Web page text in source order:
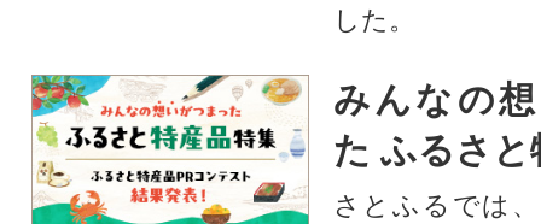
した。
みんなの
た ふるさと
さとふるでは